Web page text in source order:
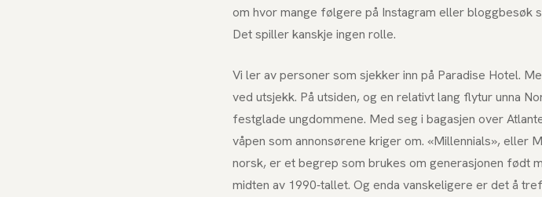
om hvor mange følgere på Instagram eller bloggbesøk
Det spiller kanskje ingen rolle.
Vi ler av personer som sjekker inn på Paradise Hotel.
ved utsjekk. På utsiden, og en relativt lang flytur unna
festglade ungdommene. Med seg i bagasjen over
våpen som annonsørene kriger om. «Millennials», eller
norsk, er et begrep som brukes om generasjonen født
midten av 1990-tallet. Og enda vanskeligere er det å